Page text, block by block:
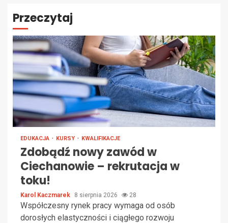
Przeczytaj
EDUKACJA KURSY KWALIFIKACJE
Zdobądź nowy zawód w
Ciechanowie – rekrutacja w
toku!
Karol Kaczmarek 8 sierpnia 2026 28
Współczesny rynek pracy wymaga od osób
dorosłych elastyczności i ciągłego rozwoju